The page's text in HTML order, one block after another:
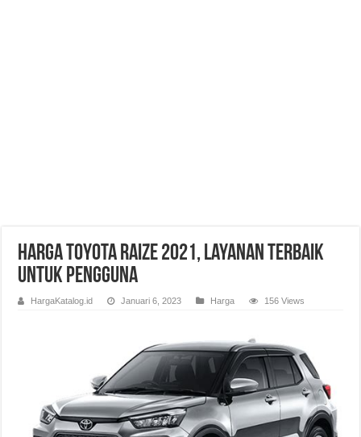
Harga Toyota Raize 2021, Layanan Terbaik
untuk Pengguna
HargaKatalog.id Januari 6, 2023 Harga 156 Views